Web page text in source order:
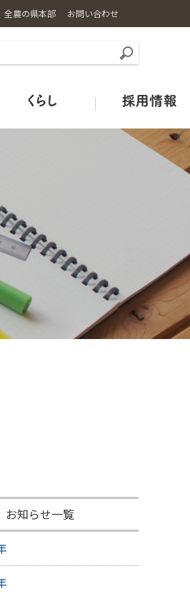
全農の県本部 お問い合わせ
ちらから】
ジェクト
ムRe:Boonリブーン
お知らせ一覧